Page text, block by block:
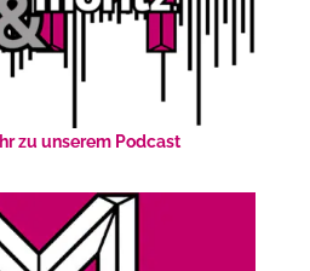
zu unserem Podcast